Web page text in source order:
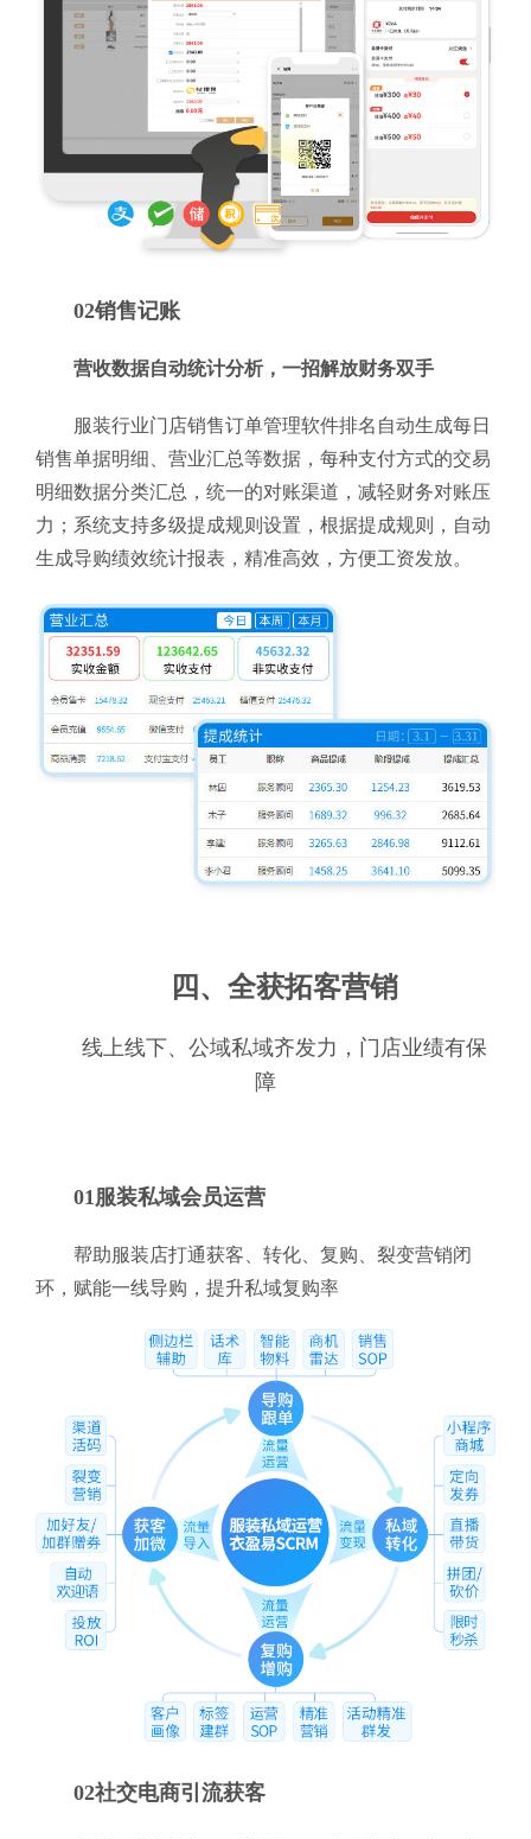
02销售记账
营收数据自动统计分析，一招解放财务双手
服装行业门店销售订单管理软件排名自动生成每日
销售单据明细、营业汇总等数据，每种支付方式的交易
明细数据分类汇总，统一的对账渠道，减轻财务对账压
力；系统支持多级提成规则设置，根据提成规则，自动
生成导购绩效统计报表，精准高效，方便工资发放。
四、全获拓客营销
线上线下、公域私域齐发力，门店业绩有保
障
01服装私域会员运营
帮助服装店打通获客、转化、复购、裂变营销闭
环，赋能一线导购，提升私域复购率
02社交电商引流获客